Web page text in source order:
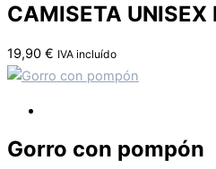
CAMISETA UNISEX
19,90 € IVA incluído
Gorro con pompón